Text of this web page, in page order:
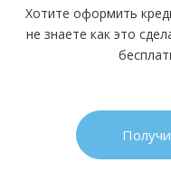
Хотите оформить
не знаете как это